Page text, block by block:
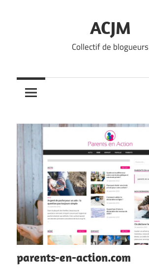
ACJM
Collectif de blogueurs
parents-en-action.com